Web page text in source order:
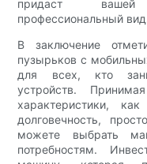
придаст вашей
профессиональный
В заключение
пузырьков с
для всех, кто
устройств.
характеристики,
долговечность,
можете выбрать
потребностям.